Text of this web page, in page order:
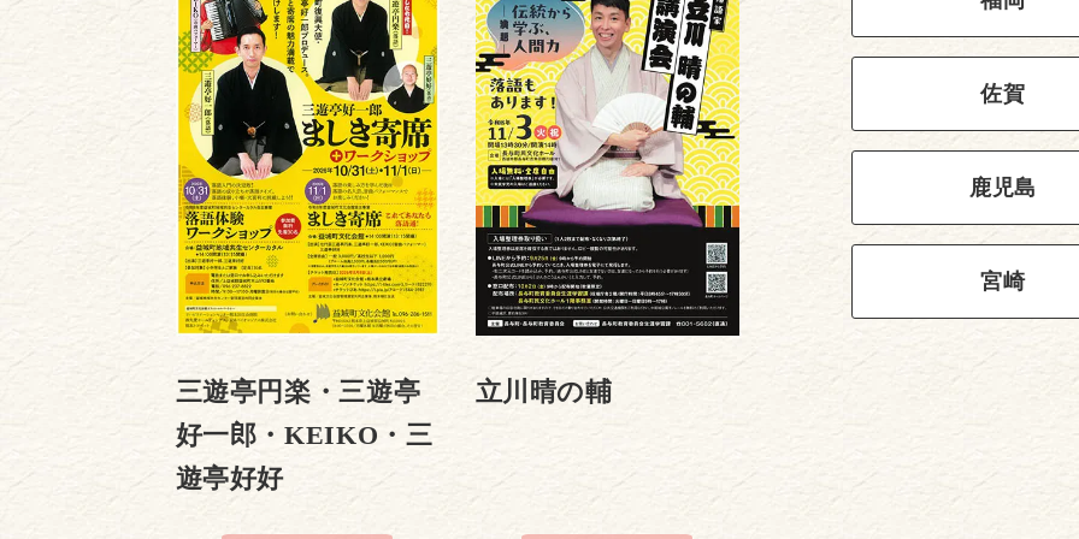
三遊亭円楽・三遊亭
好一郎・KEIKO・三
遊亭好好
立川晴の輔
佐賀
鹿児島
宮崎